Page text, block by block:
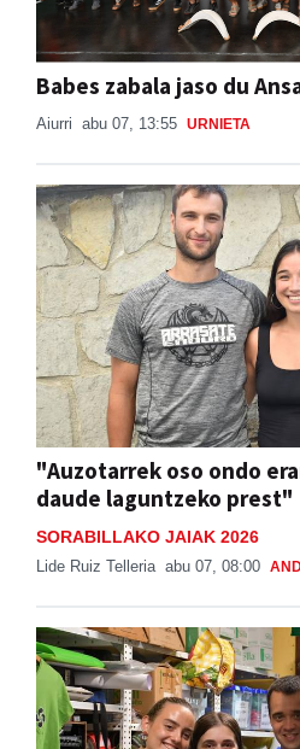
Babes zabala jaso du
Aiurri abu 07, 13:55 URNIETA
"Auzotarrek oso ondo
daude laguntzeko prest"
SORABILLAKO JAIAK 2026
Lide Ruiz Telleria abu 07, 08:00